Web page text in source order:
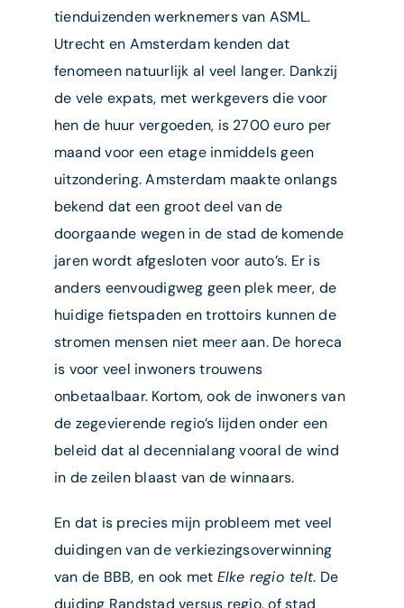
tienduizenden werknemers van ASML.
Utrecht en Amsterdam kenden dat
fenomeen natuurlijk al veel langer. Dankzij
de vele expats, met werkgevers die voor
hen de huur vergoeden, is 2700 euro per
maand voor een etage inmiddels geen
uitzondering. Amsterdam maakte onlangs
bekend dat een groot deel van de
doorgaande wegen in de stad de komende
jaren wordt afgesloten voor auto’s. Er is
anders eenvoudigweg geen plek meer, de
huidige fietspaden en trottoirs kunnen de
stromen mensen niet meer aan. De horeca
is voor veel inwoners trouwens
onbetaalbaar. Kortom, ook de inwoners van
de zegevierende regio’s lijden onder een
beleid dat al decennialang vooral de wind
in de zeilen blaast van de winnaars.
En dat is precies mijn probleem met veel
duidingen van de verkiezingsoverwinning
van de BBB, en ook met Elke regio telt. De
duiding Randstad versus regio, of stad